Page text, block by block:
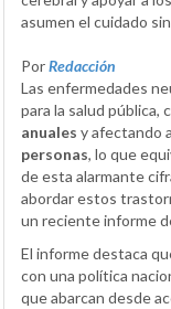
asumen el cuidado
PorRedacción
Las enfermedades
para la salud pública,
anuales y afectando
personas, lo que
de esta alarmante
abordar estos
un reciente informe
El informe destaca
con una política
que abarcan desde